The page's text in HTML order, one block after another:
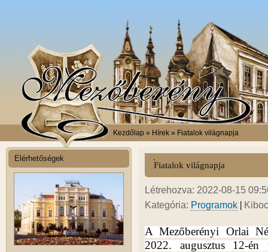
Kezdőlap » Hírek » Fiatalok világnapja
Elérhetőségek
Fiatalok világnapja
Létrehozva: 2022-08-15
Kategória: Programok |
A Mezőberényi Orlai
2022. augusztus 12-